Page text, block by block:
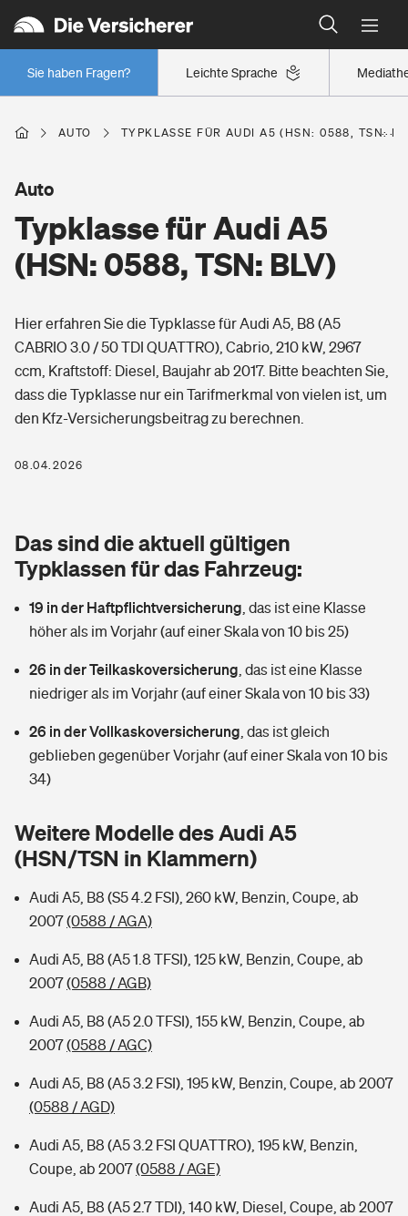
Leichte Sprache
Sie haben Fragen?
Wer versichert was: Jetzt Versicherer finden
Regionalklassen: So ist Ihre Region eingestuft
Wer versichert was: Jetzt Versicherer finden
Berufsunfähigkeitsversicherung
Erwerbsunfähigkeitsversicherung
Grundfähigkeitsversicherung
Arbeitsrechtsschutz
Berufshaftpflichtversicherung
Zur Übersicht
Tools
Wer versichert was: Jetzt Versicherer finden
Sie haben Fragen?
Wohnen
Elementarversicherung
Glasversicherung
Mietkautionsversicherung
Restkreditversicherung
Zur Übersicht
Hochwasser-Check: Wie gefährdet ist Ihr Haus?
Wer versichert was: Jetzt Versicherer finden
Sie haben Fragen?
Freizeit
Pri­vate Haft­pflicht­
Kinderunfall­ver­si­che­rung
Kinderinvalidität
Reiseversicherung
Pferdehalter-Haftpflicht
Private Cyberversicherung
Musikinstrumentenversicherung
Zur Übersicht
Tools
Kinderunfall-Check: Mehr Sicherheit für deine Kids
Sie haben Fragen?
Gesundheit
Private Krankenversicherung
Dread-Disease-Versicherung
Tierkrankenversicherung
Wer versichert was: Jetzt Versicherer finden
Sie haben Fragen?
Rentenrechner: Wie viel Geld bekomme ich im Alter?
AUTO TYPKLASSE FÜR AUDI A5 (HSN: 0588, TSN:
Typklasse für Audi A5
(HSN: 0588, TSN: BLV)
Auto
Hier erfahren Sie die Typklasse für Audi A5, B8 (A5
CABRIO 3.0 / 50 TDI QUATTRO), Cabrio, 210 kW, 2967
ccm, Kraftstoff: Diesel, Baujahr ab 2017. Bitte beachten Sie,
dass die Typklasse nur ein Tarifmerkmal von vielen ist, um
den Kfz-Versicherungsbeitrag zu berechnen.
08.04.2026
Das sind die aktuell gültigen
Typklassen für das Fahrzeug:
19 in der Haftpflichtversicherung das ist eine Klasse
höher als im Vorjahr (auf einer Skala von 10 bis 25)
26 in der Teilkaskoversicherung das ist eine Klasse
niedriger als im Vorjahr (auf einer Skala von 10 bis 33)
26 in der Vollkaskoversicherung das ist gleich
geblieben gegenüber Vorjahr (auf einer Skala von 10 bis
34)
Weitere Modelle des Audi A5
(HSN/TSN in Klammern)
Audi A5, B8 (S5 4.2 FSI), 260 kW, Benzin, Coupe, ab
2007(0588 / AGA)
Audi A5, B8 (A5 1.8 TFSI), 125 kW, Benzin, Coupe, ab
2007(0588 / AGB)
Audi A5, B8 (A5 2.0 TFSI), 155 kW, Benzin, Coupe, ab
2007(0588 / AGC)
Audi A5, B8 (A5 3.2 FSI), 195 kW, Benzin, Coupe, ab 2007
(0588 / AGD)
Audi A5, B8 (A5 3.2 FSI QUATTRO), 195 kW, Benzin,
Coupe, ab 2007(0588 / AGE)
Audi A5, B8 (A5 2.7 TDI), 140 kW, Diesel, Coupe, ab 2007